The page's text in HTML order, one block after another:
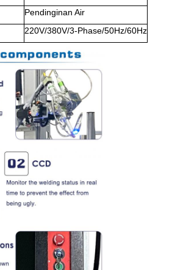
Pendinginan Air
220V/380V/3-Phase/50Hz/60Hz